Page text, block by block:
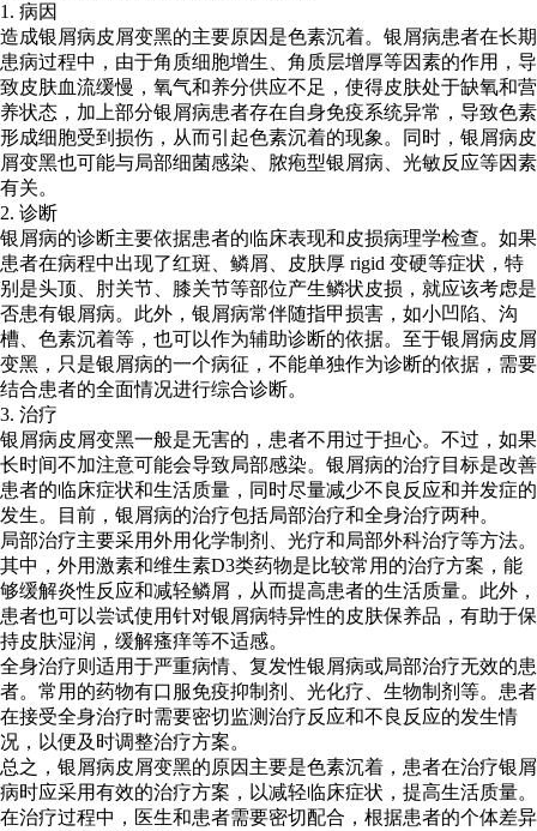
1. 病因
造成银屑病皮屑变黑的主要原因是色素沉着。银屑病患者在长期
患病过程中，由于角质细胞增生、角质层增厚等因素的作用，导
致皮肤血流缓慢，氧气和养分供应不足，使得皮肤处于缺氧和营
养状态，加上部分银屑病患者存在自身免疫系统异常，导致色素
形成细胞受到损伤，从而引起色素沉着的现象。同时，银屑病皮
屑变黑也可能与局部细菌感染、脓疱型银屑病、光敏反应等因素
有关。
2. 诊断
银屑病的诊断主要依据患者的临床表现和皮损病理学检查。如果
患者在病程中出现了红斑、鳞屑、皮肤厚 rigid 变硬等症状，特
别是头顶、肘关节、膝关节等部位产生鳞状皮损，就应该考虑是
否患有银屑病。此外，银屑病常伴随指甲损害，如小凹陷、沟
槽、色素沉着等，也可以作为辅助诊断的依据。至于银屑病皮屑
变黑，只是银屑病的一个病征，不能单独作为诊断的依据，需要
结合患者的全面情况进行综合诊断。
3. 治疗
银屑病皮屑变黑一般是无害的，患者不用过于担心。不过，如果
长时间不加注意可能会导致局部感染。银屑病的治疗目标是改善
患者的临床症状和生活质量，同时尽量减少不良反应和并发症的
发生。目前，银屑病的治疗包括局部治疗和全身治疗两种。
局部治疗主要采用外用化学制剂、光疗和局部外科治疗等方法。
其中，外用激素和维生素D3类药物是比较常用的治疗方案，能
够缓解炎性反应和减轻鳞屑，从而提高患者的生活质量。此外，
患者也可以尝试使用针对银屑病特异性的皮肤保养品，有助于保
持皮肤湿润，缓解瘙痒等不适感。
全身治疗则适用于严重病情、复发性银屑病或局部治疗无效的患
者。常用的药物有口服免疫抑制剂、光化疗、生物制剂等。患者
在接受全身治疗时需要密切监测治疗反应和不良反应的发生情
况，以便及时调整治疗方案。
总之，银屑病皮屑变黑的原因主要是色素沉着，患者在治疗银屑
病时应采用有效的治疗方案，以减轻临床症状，提高生活质量。
在治疗过程中，医生和患者需要密切配合，根据患者的个体差异